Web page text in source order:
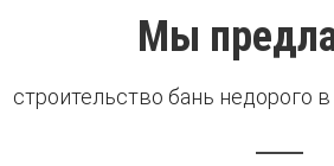
Мы
строительство бань недорого